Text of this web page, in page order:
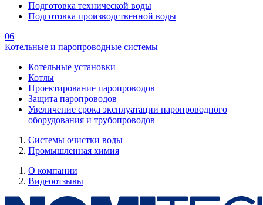
Подготовка технической воды
Подготовка производственной воды
06
Котельные и паропроводные системы
Котельные установки
Котлы
Проектирование паропроводов
Защита паропроводов
Увеличение срока эксплуатации паропроводного
оборудования и трубопроводов
Системы очистки воды
Промышленная химия
О компании
Видеоотзывы